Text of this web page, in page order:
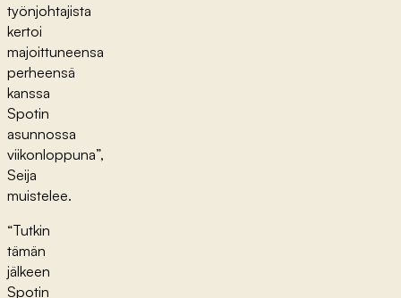
työnjohtajista
kertoi
majoittuneensa
perheensä
kanssa
Spotin
asunnossa
viikonloppuna”,
Seija
muistelee.
“Tutkin
tämän
jälkeen
Spotin